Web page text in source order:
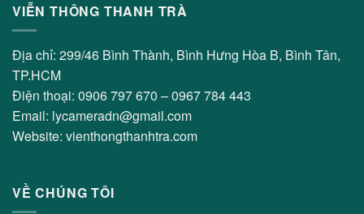
VIỄN THÔNG THANH TRÀ
Địa chỉ: 299/46 Bình Thành, Bình Hưng Hòa B, Bình Tân,
TP.HCM
Điện thoại: 0906 797 670 – 0967 784 443
Email: lycameradn@gmail.com
Website: vienthongthanhtra.com
VỀ CHÚNG TÔI